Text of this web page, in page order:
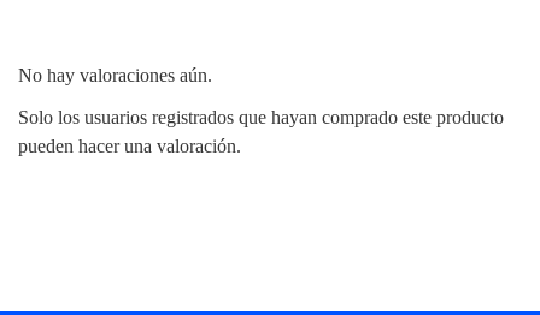
No hay valoraciones aún.
Solo los usuarios registrados que hayan comprado este producto
pueden hacer una valoración.